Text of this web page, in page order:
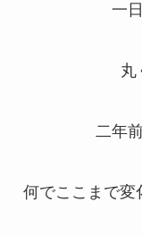
一
丸
二年
何でここまで変